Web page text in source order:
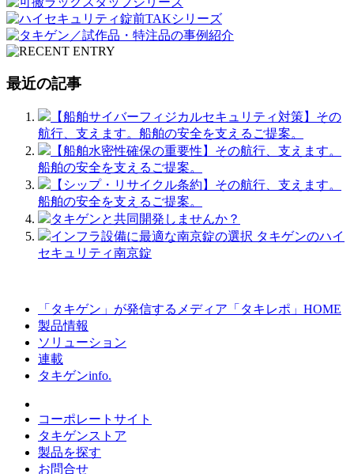
最近の記事
【船舶サイバーフィジカルセキュリティ対策】その
航行、支えます。船舶の安全を支えるご提案。
【船舶水密性確保の重要性】その航行、支えます。
船舶の安全を支えるご提案。
【シップ・リサイクル条約】その航行、支えます。
船舶の安全を支えるご提案。
タキゲンと共同開発しませんか？
インフラ設備に最適な南京錠の選択 タキゲンのハイ
セキュリティ南京錠
「タキゲン」が発信するメディア「タキレポ」HOME
製品情報
ソリューション
連載
タキゲンinfo.
コーポレートサイト
タキゲンストア
製品を探す
お問合せ